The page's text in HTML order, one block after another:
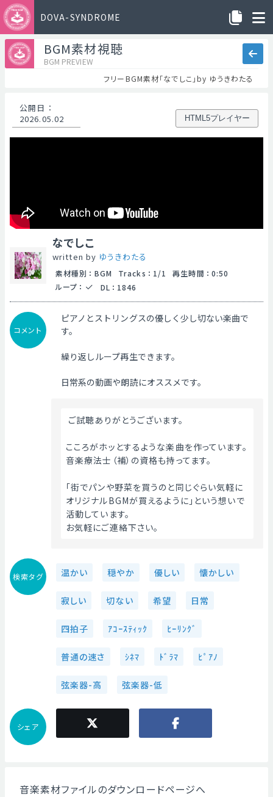
DOVA-SYNDROME
BGM素材視聴
BGM PREVIEW
フリーBGM素材「なでしこ」by ゆうきわたる
公開日 ：
2026.05.02
HTML5プレイヤー
なでしこ
written by ゆうきわたる
素材種別 ： BGM Tracks ： 1/1 再生時間 ： 0:50
ループ ： DL ： 1846
コメント
ピアノとストリングスの優しく少し切ない楽曲で
す。
繰り返しループ再生できます。
日常系の動画や朗読にオススメです。
ご試聴ありがとうございます。
こころがホッとするような楽曲を作っています。
音楽療法士（補）の資格も持ってます。
「街でパンや野菜を買うのと同じぐらい気軽に
オリジナルBGMが買えるように」という想いで
活動しています。
お気軽にご連絡下さい。
検索タグ 温かい 穏やか 優しい 懐かしい
寂しい 切ない 希望 日常
四拍子 ｱｺｰｽﾃｨｯｸ ﾋｰﾘﾝｸﾞ
普通の速さ ｼﾈﾏ ﾄﾞﾗﾏ ﾋﾟｱﾉ
弦楽器-高 弦楽器-低
シェア
音楽素材ファイルのダウンロードページへ